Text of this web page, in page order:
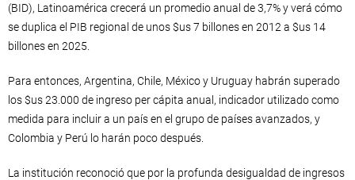
(BID), Latinoamérica crecerá un promedio anual de 3,7% y verá cómo
se duplica el PIB regional de unos $us 7 billones en 2012 a $us 14
billones en 2025.
Para entonces, Argentina, Chile, México y Uruguay habrán superado
los $us 23.000 de ingreso per cápita anual, indicador utilizado como
medida para incluir a un país en el grupo de países avanzados, y
Colombia y Perú lo harán poco después.
La institución reconoció que por la profunda desigualdad de ingresos